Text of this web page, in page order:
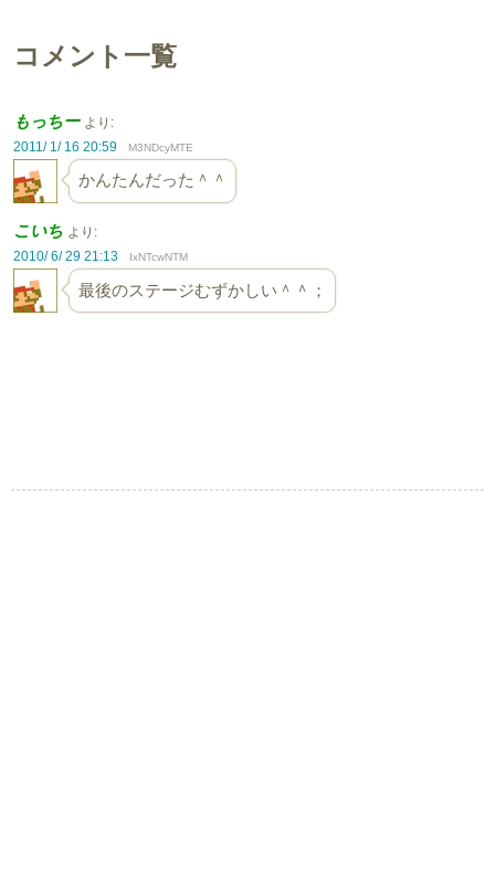
コメント一覧
もっちー より:
2011/ 1/ 16 20:59
M3NDcyMTE
かんたんだった＾＾
こいち より:
2010/ 6/ 29 21:13
IxNTcwNTM
最後のステージむずかしい＾＾；